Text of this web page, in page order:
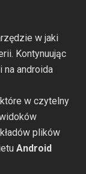
w jaki
Kontynuując
androida
w czytelny
plików
Android